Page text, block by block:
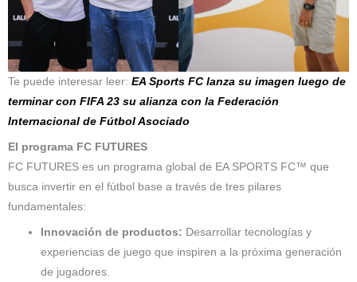
Te puede interesar leer: EA Sports FC lanza su imagen luego de
terminar con FIFA 23 su alianza con la Federación
Internacional de Fútbol Asociado
El programa FC FUTURES
FC FUTURES es un programa global de EA SPORTS FC™ que
busca invertir en el fútbol base a través de tres pilares
fundamentales:
Innovación de productos: Desarrollar tecnologías y
experiencias de juego que inspiren a la próxima generación
de jugadores.